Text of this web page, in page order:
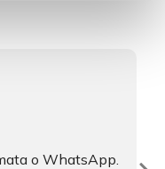
o WhatsApp.